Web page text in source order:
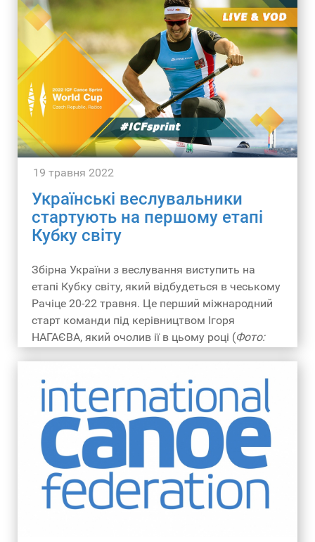
19 травня 2022
Українські веслувальники
стартують на першому етапі
Кубку світу
Збірна України з веслування виступить на
етапі Кубку світу, який відбудеться в чеському
Рачіце 20-22 травня. Це перший міжнародний
старт команди під керівництвом Ігоря
НАГАЄВА, який очолив ії в цьому році (Фото: